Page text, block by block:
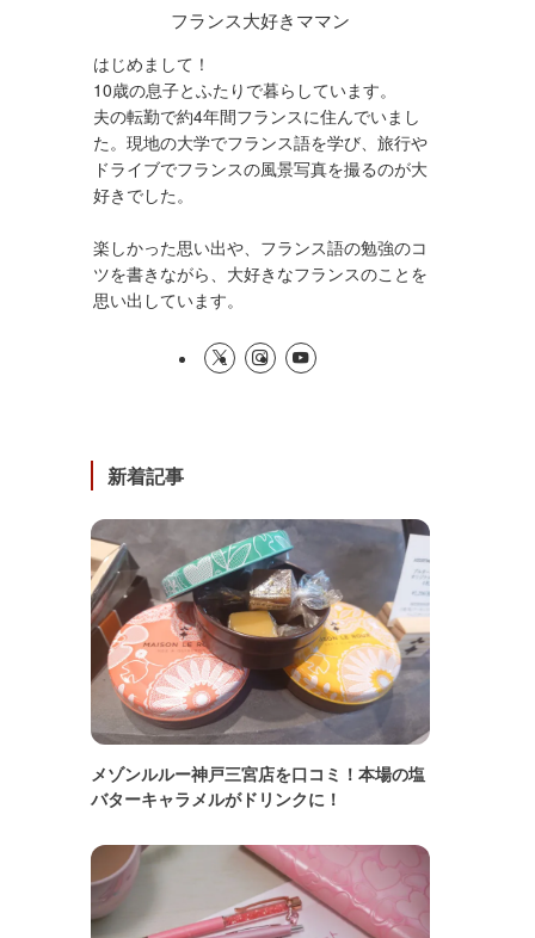
フランス大好きママン
はじめまして！
10歳の息子とふたりで暮らしています。
夫の転勤で約4年間フランスに住んでいまし
た。現地の大学でフランス語を学び、旅行や
ドライブでフランスの風景写真を撮るのが大
好きでした。
楽しかった思い出や、フランス語の勉強のコ
ツを書きながら、大好きなフランスのことを
思い出しています。
新着記事
メゾンルルー神戸三宮店を口コミ！本場の塩
バターキャラメルがドリンクに！